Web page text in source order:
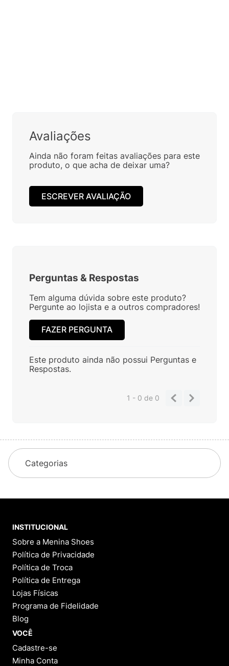
Avaliações
Ainda não foram feitas avaliações para este
produto, o que acha de deixar uma?
ESCREVER AVALIAÇÃO
Perguntas & Respostas
Tem alguma dúvida sobre este produto?
Pergunte ao lojista e a outros compradores!
FAZER PERGUNTA
Este produto ainda não possui Perguntas e
Respostas.
1 - 0de 0
Categorias
INSTITUCIONAL
Sobre a Menina Shoes
Política de Privacidade
Política de Troca
Política de Entrega
Lojas Físicas
Programa de Fidelidade
Blog
VOCÊ
Cadastre-se
Minha Conta